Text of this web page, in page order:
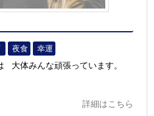
夜食 幸運
大体みんな頑張っています。
詳細はこちら